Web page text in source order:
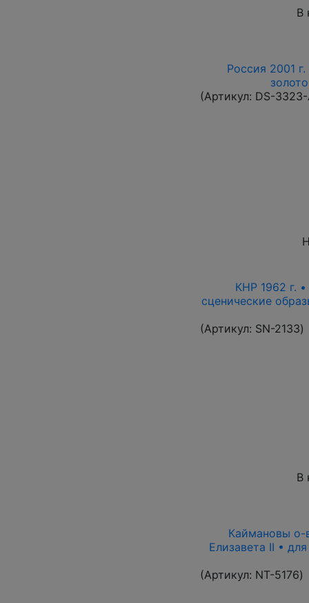
В
Россия 2001
(Артикул: DS-
КНР 1962 г. •
сценические
(Артикул: SN-2133)
В
Каймановы о-
Елизавета II •
(Артикул: NT-5176)